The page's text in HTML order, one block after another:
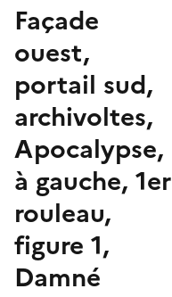
Façade
ouest,
portail sud,
archivoltes,
Apocalypse,
à gauche, 1er
rouleau,
figure 1,
Damné